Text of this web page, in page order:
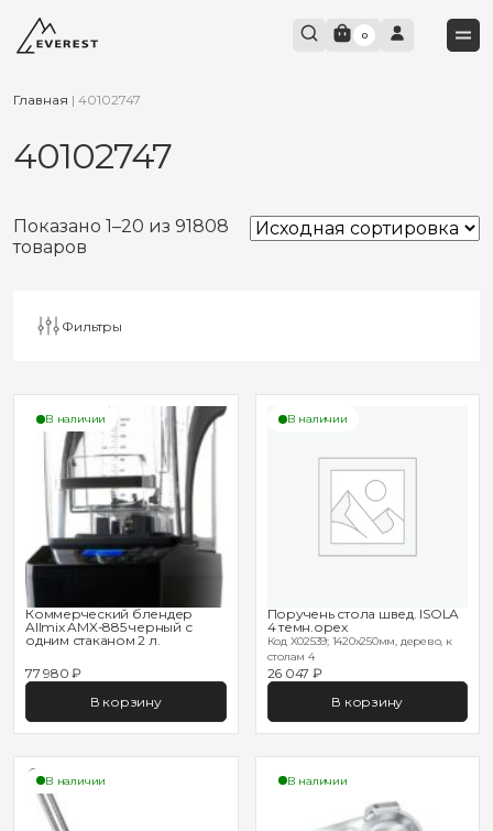
0
Главная | 40102747
40102747
Показано 1–20 из 91808
товаров
Фильтры
В наличии
Коммерческий блендер
Allmix AMX-885 черный с
одним стаканом 2 л.
77 980 ₽
В корзину
В наличии
Поручень стола швед. ISOLA
4 темн.орех
Код X02539; 1420х250мм, дерево, к
столам 4
26 047 ₽
В корзину
В наличии В наличии